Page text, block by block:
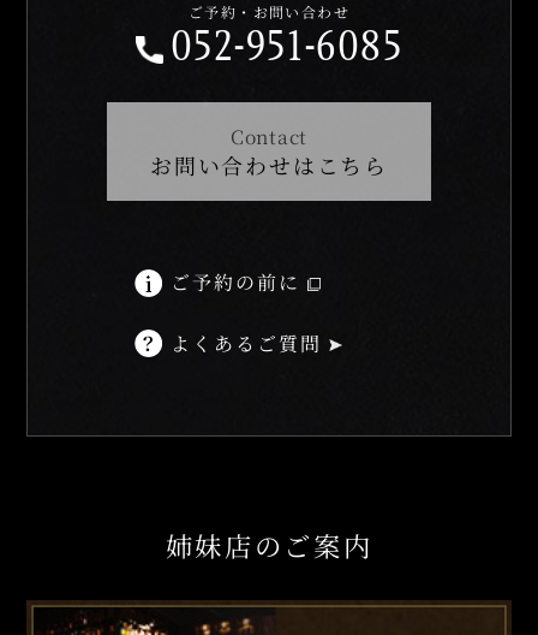
ご予約・お問い合わせ
052-951-6085
Contact
お問い合わせはこちら
ご予約の前に
よくあるご質問
姉妹店のご案内